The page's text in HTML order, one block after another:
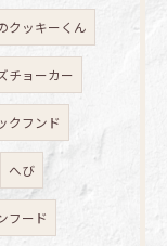
クッキーくん
チョーカー
クフンド
へび
フード